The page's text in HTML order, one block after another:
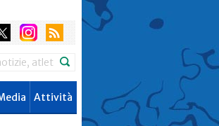
Attività